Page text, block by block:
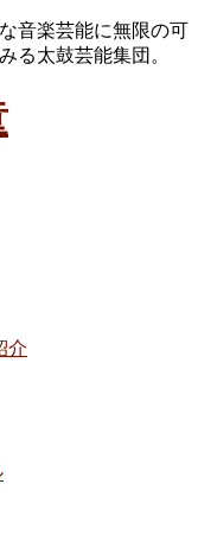
音楽芸能に無限の可
る太鼓芸能集団。
介